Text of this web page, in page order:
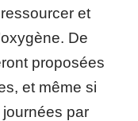
et
De
proposées
et même si
par